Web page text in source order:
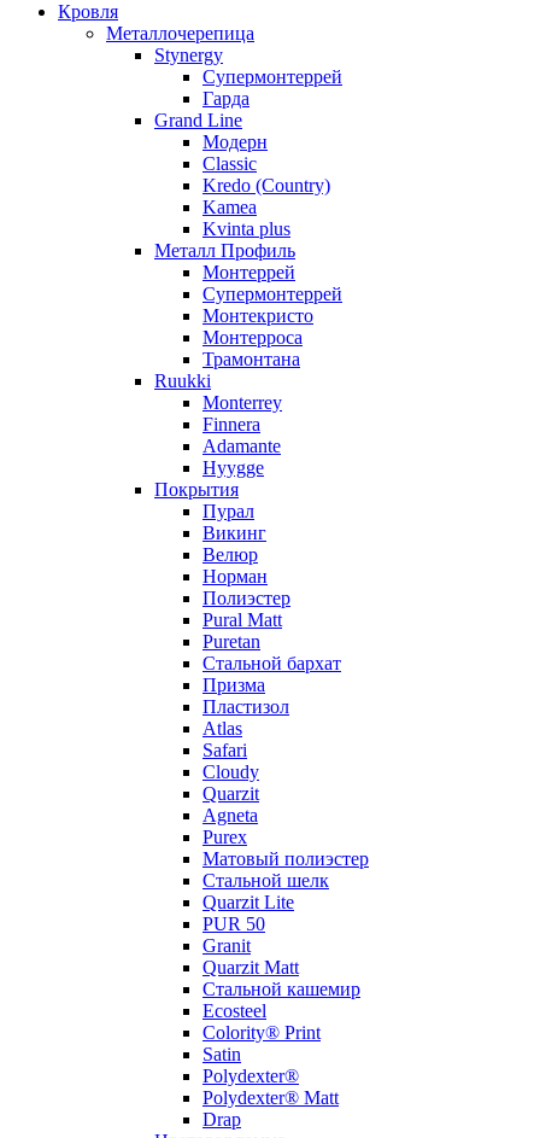
Кровля
Металлочерепица
Stynergy
Супермонтеррей
Гарда
Grand Line
Модерн
Classic
Kredo (Country)
Kamea
Kvinta plus
Металл Профиль
Монтеррей
Супермонтеррей
Монтекристо
Монтерроса
Трамонтана
Ruukki
Monterrey
Finnera
Adamante
Hyygge
Покрытия
Пурал
Викинг
Велюр
Норман
Полиэстер
Pural Matt
Puretan
Стальной бархат
Призма
Пластизол
Atlas
Safari
Cloudy
Quarzit
Agneta
Purex
Матовый полиэстер
Стальной шелк
Quarzit Lite
PUR 50
Granit
Quarzit Matt
Стальной кашемир
Ecosteel
Colority® Print
Satin
Polydexter®
Polydexter® Matt
Drap